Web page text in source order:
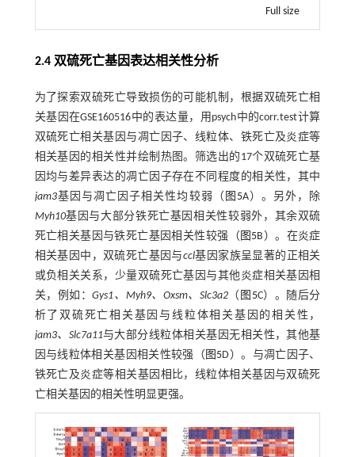
Full size
2.4 双硫死亡基因表达相关性分析
为了探索双硫死亡导致损伤的可能机制，根据双硫死亡相
关基因在GSE160516中的表达量，用psych中的corr.test计算
双硫死亡相关基因与凋亡因子、线粒体、铁死亡及炎症等
相关基因的相关性并绘制热图。筛选出的17个双硫死亡基
因均与差异表达的凋亡因子存在不同程度的相关性，其中
jam3基因与凋亡因子相关性均较弱（ 图5A）。另外，除
Myh10基因与大部分铁死亡基因相关性较弱外，其余双硫
死亡相关基因与铁死亡基因相关性较强（ 图5B）。在炎症
相关基因中，双硫死亡基因与ccl基因家族呈显著的正相关
或负相关关系，少量双硫死亡基因与其他炎症相关基因相
关，例如：Gys1、Myh9、Oxsm、Slc3a2（ 图5C）。随后分
析了双硫死亡相关基因与线粒体相关基因的相关性，
jam3、Slc7a11与大部分线粒体相关基因无相关性，其他基
因与线粒体相关基因相关性较强（ 图5D）。与凋亡因子、
铁死亡及炎症等相关基因相比，线粒体相关基因与双硫死
亡相关基因的相关性明显更强。